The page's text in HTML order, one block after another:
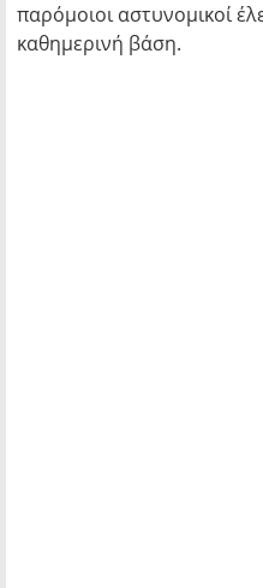
παρόμοιοι αστυνομικοί
καθημερινή βάση.